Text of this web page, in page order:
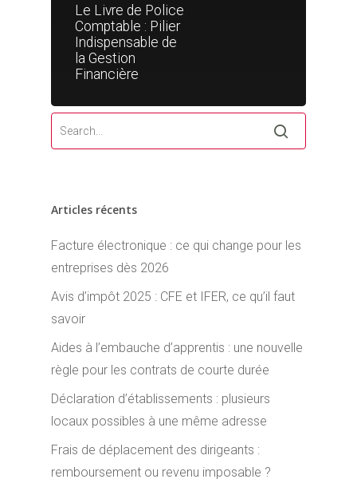
Le Livre de Police
Comptable : Pilier
Indispensable de
la Gestion
Financière
Articles récents
Facture électronique : ce qui change pour les
entreprises dès 2026
Avis d’impôt 2025 : CFE et IFER, ce qu’il faut
savoir
Aides à l’embauche d’apprentis : une nouvelle
règle pour les contrats de courte durée
Déclaration d’établissements : plusieurs
locaux possibles à une même adresse
Frais de déplacement des dirigeants :
remboursement ou revenu imposable ?